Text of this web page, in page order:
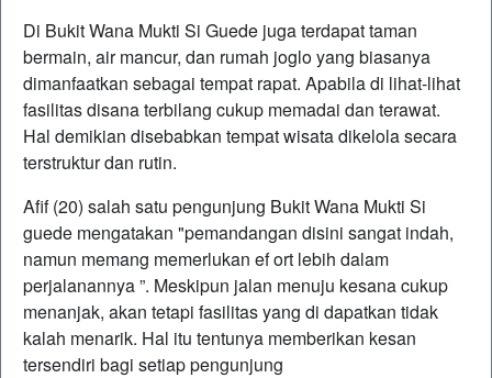
Di Bukit Wana Mukti Si Guede juga terdapat taman
bermain, air mancur, dan rumah joglo yang biasanya
dimanfaatkan sebagai tempat rapat. Apabila di lihat-lihat
fasilitas disana terbilang cukup memadai dan terawat.
Hal demikian disebabkan tempat wisata dikelola secara
terstruktur dan rutin.
Afif (20) salah satu pengunjung Bukit Wana Mukti Si
guede mengatakan "pemandangan disini sangat indah,
namun memang memerlukan ef ort lebih dalam
perjalanannya ”. Meskipun jalan menuju kesana cukup
menanjak, akan tetapi fasilitas yang di dapatkan tidak
kalah menarik. Hal itu tentunya memberikan kesan
tersendiri bagi setiap pengunjung